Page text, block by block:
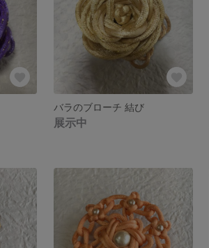
バラのブローチ 結び
展示中